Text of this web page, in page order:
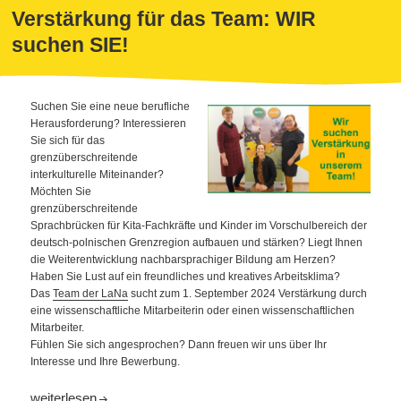
Verstärkung für das Team: WIR
suchen SIE!
Suchen Sie eine neue berufliche
Herausforderung? Interessieren
Sie sich für das
grenzüberschreitende
interkulturelle Miteinander?
Möchten Sie
grenzüberschreitende
Sprachbrücken für Kita-Fachkräfte und Kinder im Vorschulbereich der
deutsch-polnischen Grenzregion aufbauen und stärken? Liegt Ihnen
die Weiterentwicklung nachbarsprachiger Bildung am Herzen?
Haben Sie Lust auf ein freundliches und kreatives Arbeitsklima?
DasTeam der LaNa sucht zum 1. September 2024 Verstärkung durch
eine wissenschaftliche Mitarbeiterin oder einen wissenschaftlichen
Mitarbeiter.
Fühlen Sie sich angesprochen? Dann freuen wir uns über Ihr
Interesse und Ihre Bewerbung.
Verstärkung für das Team: WIR suchen SIE!
weiterlesen